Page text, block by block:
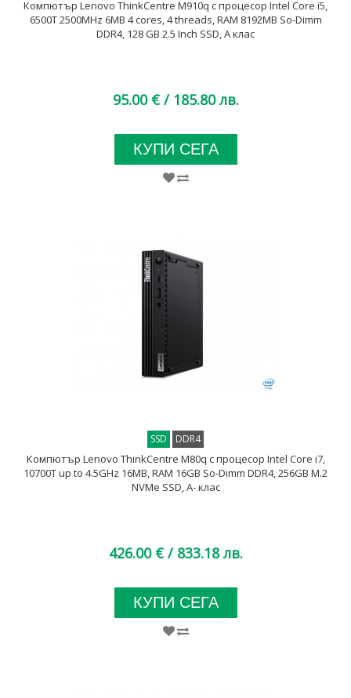
Компютър Lenovo ThinkCentre M910q с процесор Intel Core i5,
6500T 2500MHz 6MB 4 cores, 4 threads, RAM 8192MB So-Dimm
DDR4, 128 GB 2.5 Inch SSD, A клас
95.00 € / 185.80 лв.
КУПИ СЕГА
SSD DDR4
Компютър Lenovo ThinkCentre M80q с процесор Intel Core i7,
10700T up to 4.5GHz 16MB, RAM 16GB So-Dimm DDR4, 256GB M.2
NVMe SSD, A- клас
426.00 € / 833.18 лв.
КУПИ СЕГА